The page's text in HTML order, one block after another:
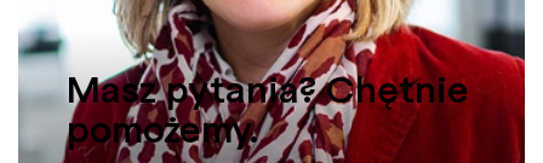
Masz pytania? Chętnie
pomożemy.